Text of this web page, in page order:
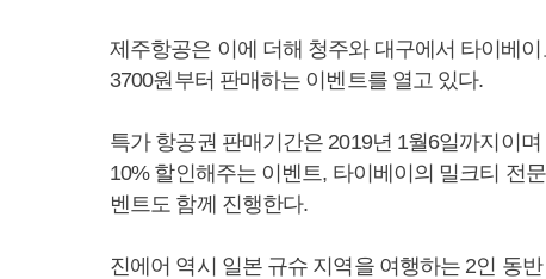
제주항공은 이에 더해 청주와 대구에서 타이베
3700원부터 판매하는 이벤트를 열고 있다.
특가 항공권 판매기간은 2019년 1월6일까지이
10% 할인해주는 이벤트, 타이베이의 밀크티 전
벤트도 함께 진행한다.
진에어 역시 일본 규슈 지역을 여행하는 2인 동